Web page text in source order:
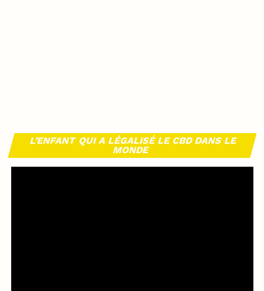
L’ENFANT QUI A LÉGALISÉ LE CBD DANS LE
MONDE